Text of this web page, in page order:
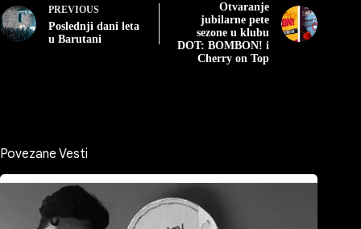
PREVIOUS
Poslednji dani leta
u Barutani
Otvaranje
jubilarne pete
sezone u klubu
DOT: BOMBON! i
Cherry on Top
Povezane Vesti